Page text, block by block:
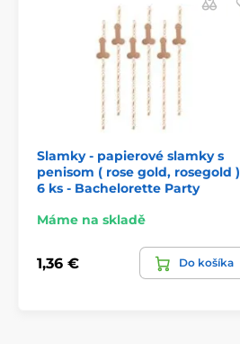
Slamky - papierové slamky s
penisom ( rose gold, rosegold )
6 ks - Bachelorette Party
Máme na skladě
1,36 € Do košíka